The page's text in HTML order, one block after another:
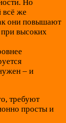
Но
всё же
они повышают
высоких
– и
требуют
просты и